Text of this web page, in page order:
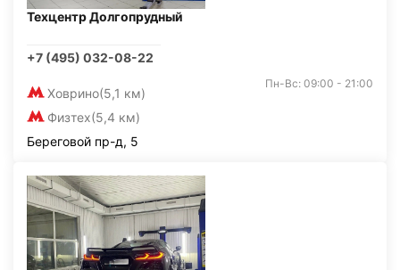
Техцентр Долгопрудный
+7 (495) 032-08-22
Ховрино(5,1 км)
Физтех(5,4 км)
Пн-Вс: 09:00 - 21:00
Береговой пр-д, 5